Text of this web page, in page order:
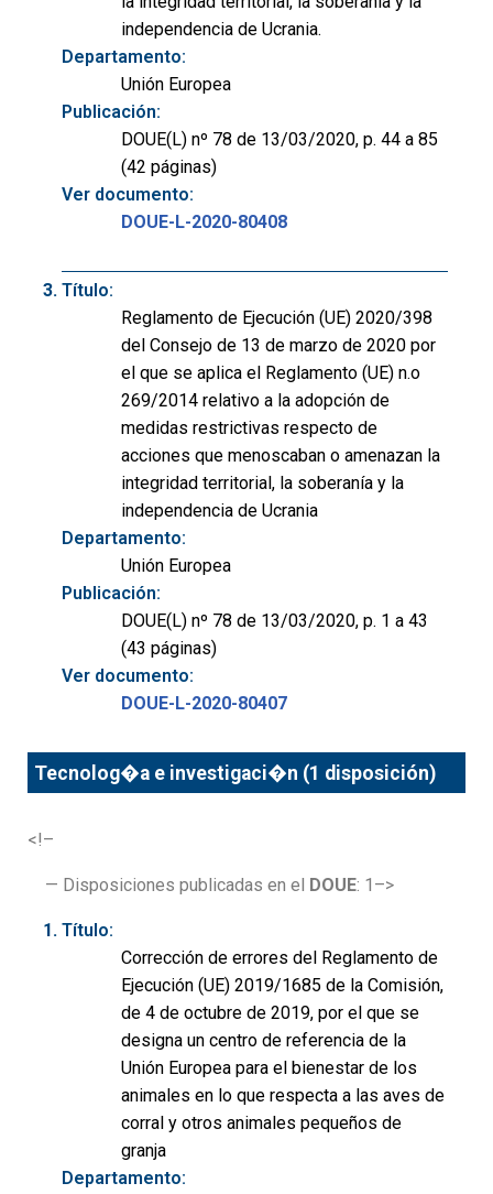
independencia de Ucrania.
Departamento:
Unión Europea
Publicación:
DOUE(L) nº 78 de 13/03/2020, p. 44 a 85
(42 páginas)
Ver documento:
DOUE-L-2020-80408
Título:
Reglamento de Ejecución (UE) 2020/398
del Consejo de 13 de marzo de 2020 por
el que se aplica el Reglamento (UE) n.o
269/2014 relativo a la adopción de
medidas restrictivas respecto de
acciones que menoscaban o amenazan la
integridad territorial, la soberanía y la
independencia de Ucrania
Departamento:
Unión Europea
Publicación:
DOUE(L) nº 78 de 13/03/2020, p. 1 a 43
(43 páginas)
Ver documento:
DOUE-L-2020-80407
Tecnolog�a e investigaci�n (1 disposición)
<!–
— Disposiciones publicadas en el DOUE: 1–>
Título:
Corrección de errores del Reglamento de
Ejecución (UE) 2019/1685 de la Comisión,
de 4 de octubre de 2019, por el que se
designa un centro de referencia de la
Unión Europea para el bienestar de los
animales en lo que respecta a las aves de
corral y otros animales pequeños de
granja
Departamento: